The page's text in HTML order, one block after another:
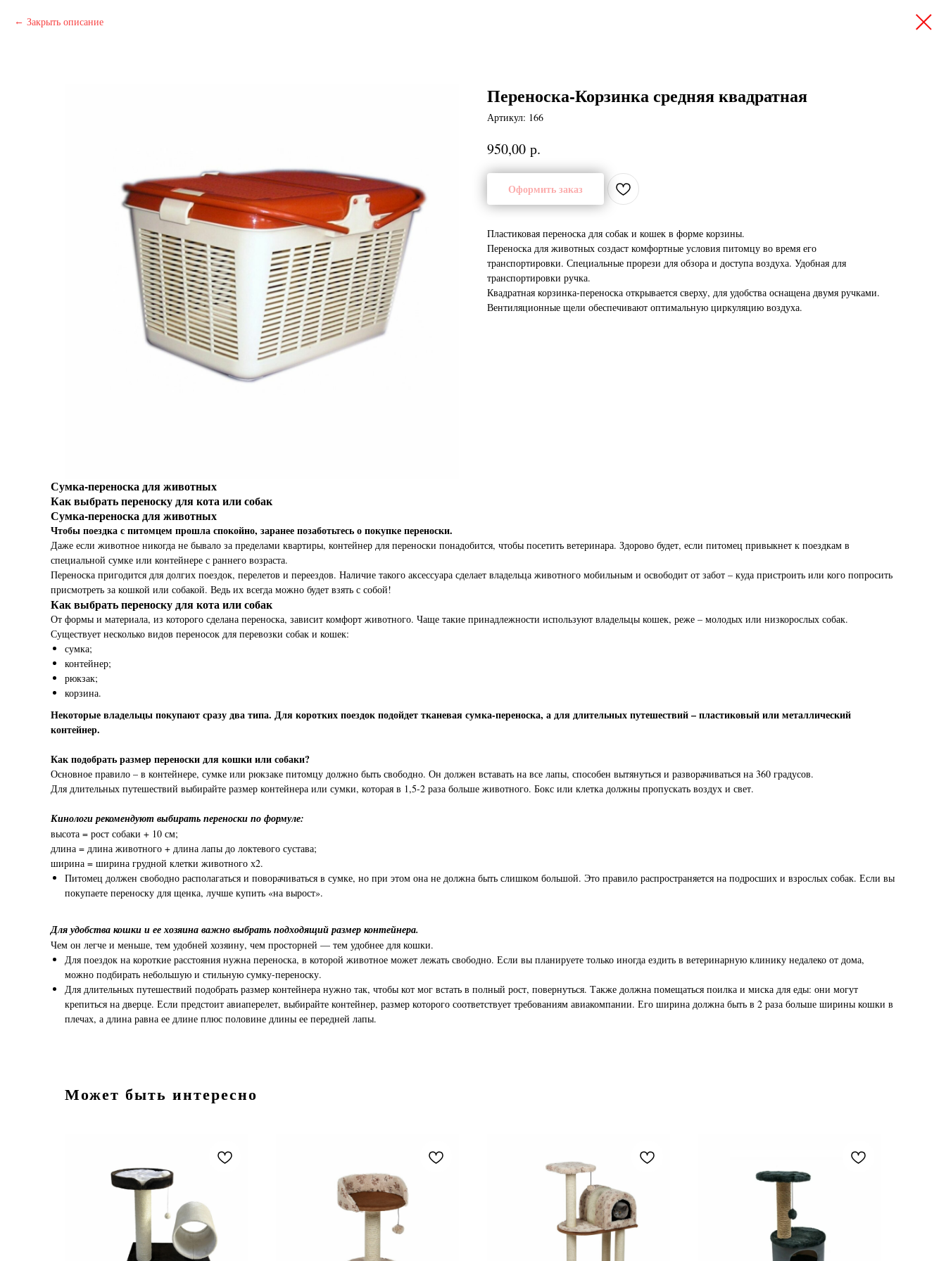
Закрыть описание
Переноска-Корзинка средняя квадратная
Артикул: 166
950,00 р.
Оформить заказ
Пластиковая переноска для собак и кошек в форме корзины.
Переноска для животных создаст комфортные условия питомцу во время его
транспортировки. Специальные прорези для обзора и доступа воздуха. Удобная для
транспортировки ручка.
Квадратная корзинка-переноска открывается сверху, для удобства оснащена двумя ручками.
Вентиляционные щели обеспечивают оптимальную циркуляцию воздуха.
Сумка-переноска для животных
Как выбрать переноску для кота или собак
Сумка-переноска для животных
Чтобы поездка с питомцем прошла спокойно, заранее позаботьтесь о покупке переноски.
Даже если животное никогда не бывало за пределами квартиры, контейнер для переноски понадобится, чтобы посетить ветеринара. Здорово будет, если питомец привыкнет к поездкам в
специальной сумке или контейнере с раннего возраста.
Переноска пригодится для долгих поездок, перелетов и переездов. Наличие такого аксессуара сделает владельца животного мобильным и освободит от забот – куда пристроить или кого попросить
присмотреть за кошкой или собакой. Ведь их всегда можно будет взять с собой!
Как выбрать переноску для кота или собак
От формы и материала, из которого сделана переноска, зависит комфорт животного. Чаще такие принадлежности используют владельцы кошек, реже – молодых или низкорослых собак.
Существует несколько видов переносок для перевозки собак и кошек:
сумка;
контейнер;
рюкзак;
корзина.
Некоторые владельцы покупают сразу два типа. Для коротких поездок подойдет тканевая сумка-переноска, а для длительных путешествий – пластиковый или металлический
контейнер.
Как подобрать размер переноски для кошки или собаки?
Основное правило – в контейнере, сумке или рюкзаке питомцу должно быть свободно. Он должен вставать на все лапы, способен вытянуться и разворачиваться на 360 градусов.
Для длительных путешествий выбирайте размер контейнера или сумки, которая в 1,5-2 раза больше животного. Бокс или клетка должны пропускать воздух и свет.
Кинологи рекомендуют выбирать переноски по формуле:
высота = рост собаки + 10 см;
длина = длина животного + длина лапы до локтевого сустава;
ширина = ширина грудной клетки животного х2.
Питомец должен свободно располагаться и поворачиваться в сумке, но при этом она не должна быть слишком большой. Это правило распространяется на подросших и взрослых собак. Если вы
покупаете переноску для щенка, лучше купить «на вырост».
Для удобства кошки и ее хозяина важно выбрать подходящий размер контейнера.
Чем он легче и меньше, тем удобней хозяину, чем просторней — тем удобнее для кошки.
Для поездок на короткие расстояния нужна переноска, в которой животное может лежать свободно. Если вы планируете только иногда ездить в ветеринарную клинику недалеко от дома,
можно подбирать небольшую и стильную сумку-переноску.
Для длительных путешествий подобрать размер контейнера нужно так, чтобы кот мог встать в полный рост, повернуться. Также должна помещаться поилка и миска для еды: они могут
крепиться на дверце. Если предстоит авиаперелет, выбирайте контейнер, размер которого соответствует требованиям авиакомпании. Его ширина должна быть в 2 раза больше ширины кошки в
плечах, а длина равна ее длине плюс половине длины ее передней лапы.
Может быть интересно